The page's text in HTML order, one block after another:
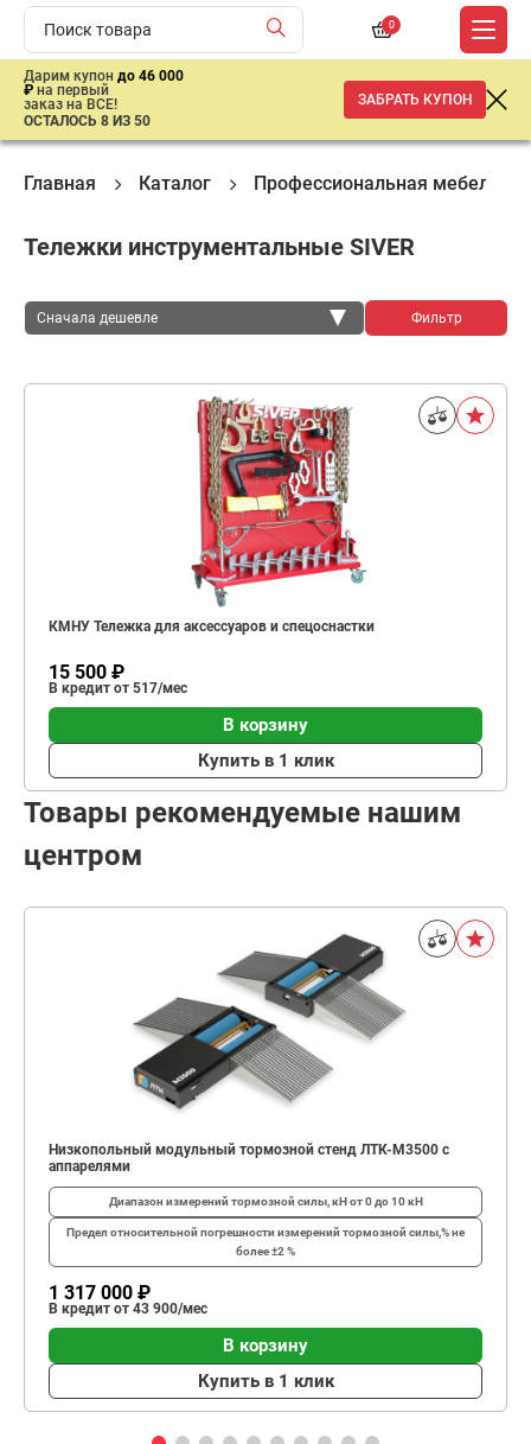
0
Дарим купон до 46 000
₽ на первый
заказ на ВСЕ!
ОСТАЛОСЬ 8 ИЗ 50
ЗАБРАТЬ КУПОН
Главная Каталог Профессиональная мебель
Тележки инструментальные SIVER
Сначала дешевле Фильтр
КМНУ Тележка для аксессуаров и спецоснастки
15 500 ₽
В кредит от 517/мес
В корзину
Купить в 1 клик
Товары рекомендуемые нашим
центром
Низкопольный модульный тормозной стенд ЛТК-М3500 с
аппарелями
Диапазон измерений тормозной силы, кНот 0 до 10 кН
Предел относительной погрешности измерений тормозной силы,%не
более ±2 %
1 317 000 ₽
В кредит от 43 900/мес
В корзину
Купить в 1 клик